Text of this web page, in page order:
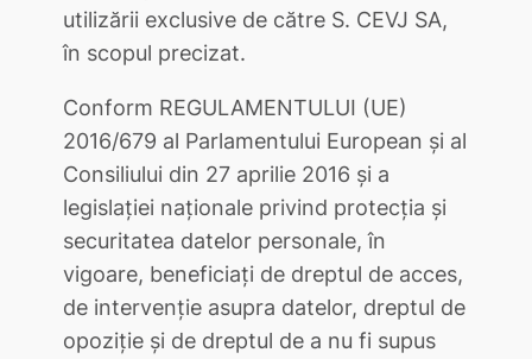
utilizării exclusive de către S. CEVJ SA,
în scopul precizat.
Conform REGULAMENTULUI (UE)
2016/679 al Parlamentului European și al
Consiliului din 27 aprilie 2016 și a
legislației naționale privind protecția și
securitatea datelor personale, în
vigoare, beneficiați de dreptul de acces,
de intervenție asupra datelor, dreptul de
opoziție și de dreptul de a nu fi supus